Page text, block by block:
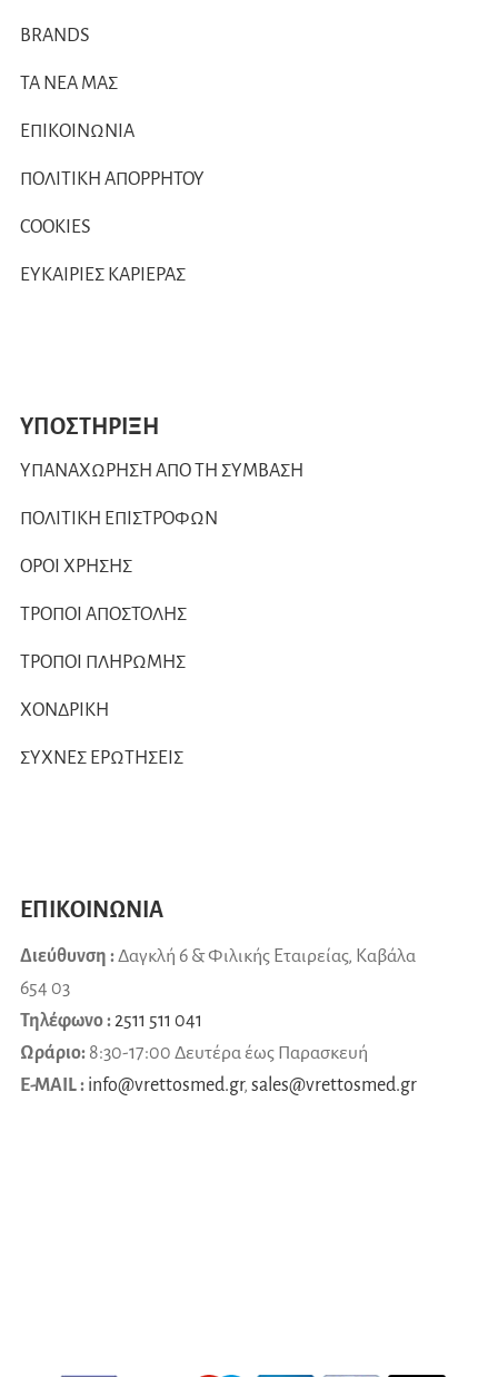
BRANDS
ΤΑ ΝΕΑ ΜΑΣ
ΕΠΙΚΟΙΝΩΝΙΑ
ΠΟΛΙΤΙΚΗ ΑΠΟΡΡΗΤΟΥ
COOKIES
ΕΥΚΑΙΡΙΕΣ ΚΑΡΙΕΡΑΣ
ΥΠΟΣΤΗΡΙΞΗ
ΥΠΑΝΑΧΩΡΗΣΗ ΑΠΟ ΤΗ ΣΥΜΒΑΣΗ
ΠΟΛΙΤΙΚΗ ΕΠΙΣΤΡΟΦΩΝ
ΟΡΟΙ ΧΡΗΣΗΣ
ΤΡΟΠΟΙ ΑΠΟΣΤΟΛΗΣ
ΤΡΟΠΟΙ ΠΛΗΡΩΜΗΣ
ΧΟΝΔΡΙΚΗ
ΣΥΧΝΕΣ ΕΡΩΤΗΣΕΙΣ
ΕΠΙΚΟΙΝΩΝΙΑ
Διεύθυνση :Δαγκλή 6 & Φιλικής Εταιρείας, Καβάλα
654 03
Τηλέφωνο :2511 511 041
Ωράριο: 8:30-17:00 Δευτέρα έως Παρασκευή
E-MAIL : info@vrettosmed.gr, sales@vrettosmed.gr